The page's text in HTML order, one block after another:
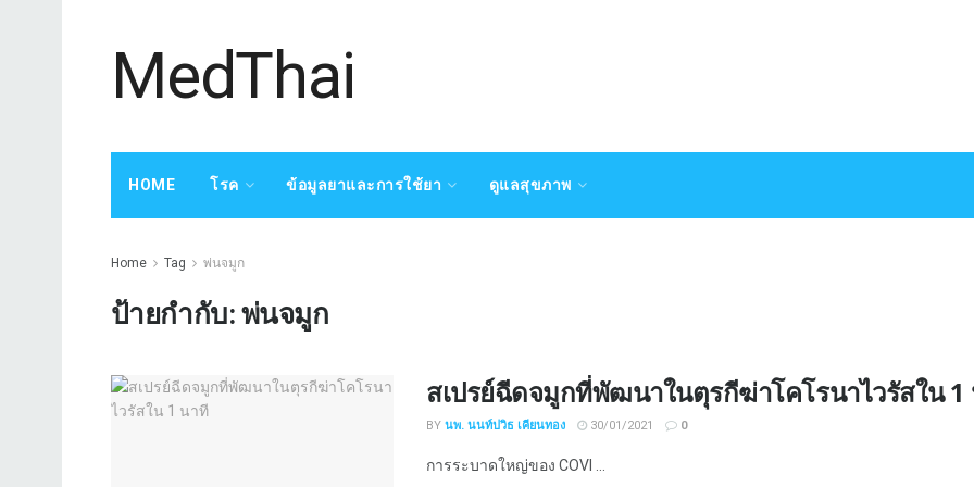
MedThai
HOME โรค ข้อมูลยาและการใช้ยา ดูแลสุขภาพ
Home Tag พ่นจมูก
ป้ายกำกับ: พ่นจมูก
สเปรย์ฉีดจมูกที่พัฒนาในตุรกีฆ่าโคโรนาไวรัสใน 1
BY นพ. นนท์ปวิธ เคียนทอง 30/01/2021 0
การระบาดใหญ่ของ COVI ...